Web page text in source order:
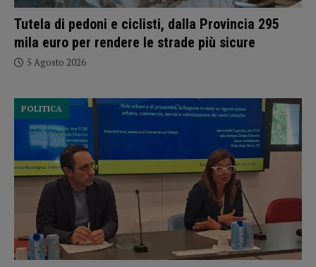
Tutela di pedoni e ciclisti, dalla Provincia 295
mila euro per rendere le strade più sicure
5 Agosto 2026
POLITICA